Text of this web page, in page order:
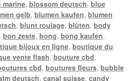
marine, blossom deutsch, blue
gelb, blumen kaufen, blumen
, blunt roulage, blüten, body
bon zeste, bong, bong kaufen,
bijoux en ligne, boutique du
vente flash, bouture cbd,
cbd, boutures fleurs, bubble
deutsch, canal suisse, candy